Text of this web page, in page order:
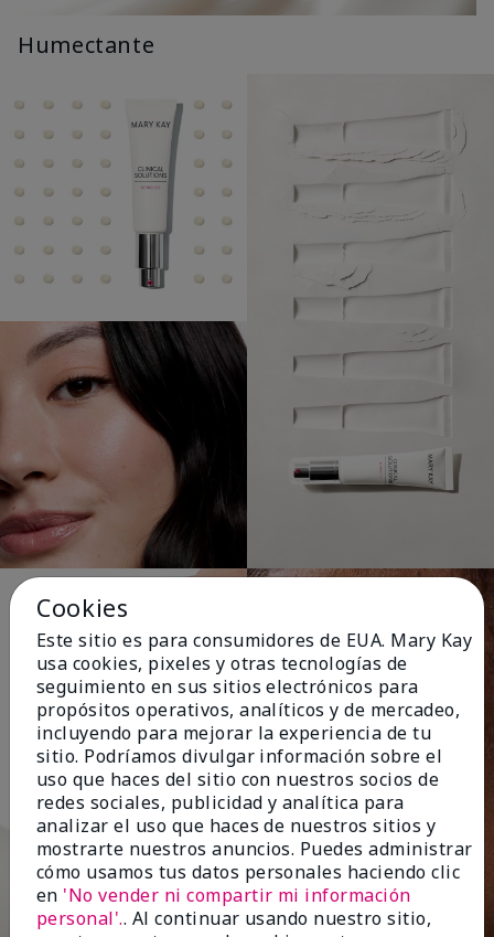
Humectante
Cookies
Este sitio es para consumidores de EUA. Mary Kay
usa cookies, pixeles y otras tecnologías de
seguimiento en sus sitios electrónicos para
propósitos operativos, analíticos y de mercadeo,
incluyendo para mejorar la experiencia de tu
sitio. Podríamos divulgar información sobre el
uso que haces del sitio con nuestros socios de
redes sociales, publicidad y analítica para
analizar el uso que haces de nuestros sitios y
mostrarte nuestros anuncios. Puedes administrar
cómo usamos tus datos personales haciendo clic
en 'No vender ni compartir mi información
personal'.. Al continuar usando nuestro sitio,